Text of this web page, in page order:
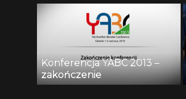
Konferencja YABC 2013 –
zakończenie